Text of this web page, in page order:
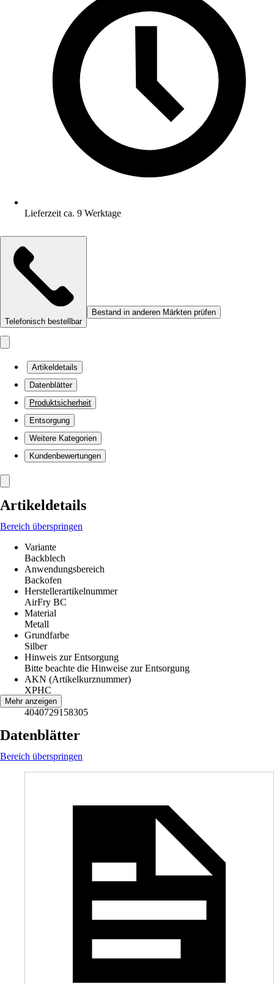
Lieferzeit ca. 9 Werktage
Telefonisch bestellbar
Bestand in anderen Märkten prüfen
Artikeldetails
Datenblätter
Produktsicherheit
Entsorgung
Weitere Kategorien
Kundenbewertungen
Artikeldetails
Bereich überspringen
Variante
Backblech
Anwendungsbereich
Backofen
Herstellerartikelnummer
AirFry BC
Material
Metall
Grundfarbe
Silber
Hinweis zur Entsorgung
Bitte beachte die Hinweise zur Entsorgung
AKN (Artikelkurznummer)
XPHC
EAN
4040729158305
Mehr anzeigen
Datenblätter
Bereich überspringen